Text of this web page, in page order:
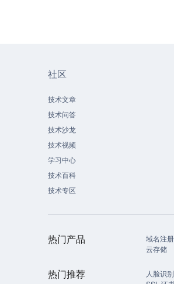
社区
技术文章
技术问答
技术沙龙
技术视频
学习中心
技术百科
技术专区
热门产品 域名注册
云存储
热门推荐 人脸识别